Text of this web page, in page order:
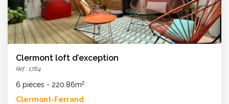
Clermont loft d’exception
Réf : 1764
6 pièces - 220.86m2
Clermont-Ferrand